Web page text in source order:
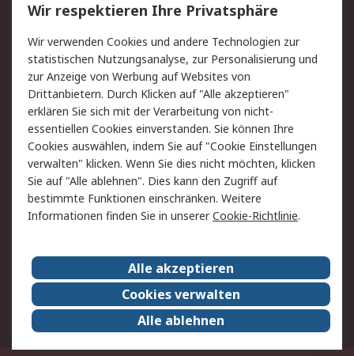
Value Added Services
Lieferlösungen
Rücksendungen
Kontakt
Hilfe
Rechtliches
AGB
Datenschutz
Cookie-Richtlinie
Zahlungsbedingungen
Copyright/Impressum
Über RS
Karriere bei RS
Nachhaltigkeit
Qualität/Umwelt/ZertifikatePresse-Center
Event-Center
Wir respektieren Ihre Privatsphäre
Wir verwenden Cookies und andere Technologien zur
statistischen Nutzungsanalyse, zur Personalisierung und
zur Anzeige von Werbung auf Websites von
Drittanbietern. Durch Klicken auf "Alle akzeptieren"
erklären Sie sich mit der Verarbeitung von nicht-
essentiellen Cookies einverstanden. Sie können Ihre
Cookies auswählen, indem Sie auf "Cookie Einstellungen
verwalten" klicken. Wenn Sie dies nicht möchten, klicken
Sie auf "Alle ablehnen". Dies kann den Zugriff auf
bestimmte Funktionen einschränken. Weitere
Informationen finden Sie in unsererCookie-Richtlinie.
Alle akzeptieren
Cookies verwalten
Alle ablehnen